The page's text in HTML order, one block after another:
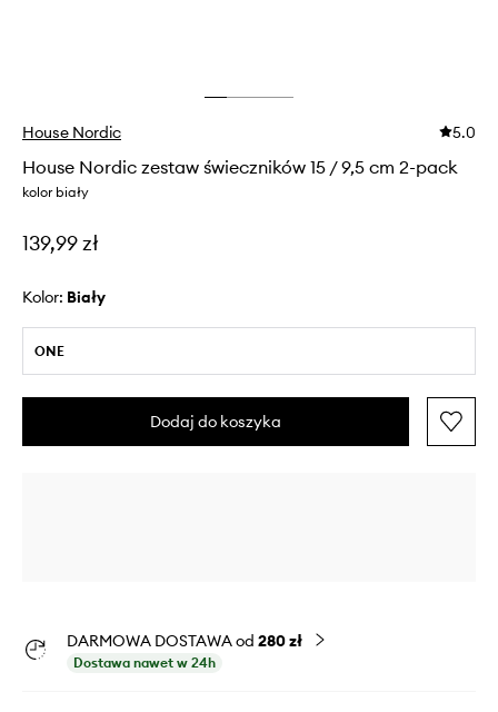
House Nordic 5.0
House Nordic zestaw świeczników 15 / 9,5 cm 2-pack
kolor biały
139,99 zł
Kolor: biały
ONE
Dodaj do koszyka
DARMOWA DOSTAWA od 280 zł
Dostawa nawet w 24h